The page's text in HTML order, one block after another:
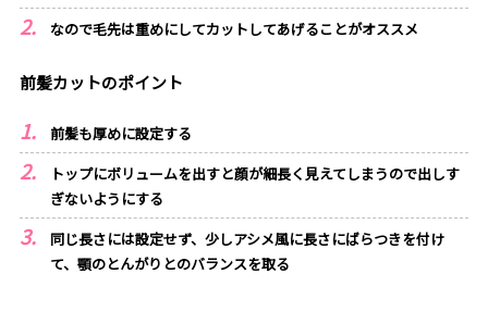
なので毛先は重めにしてカットしてあげることがオススメ
前髪カットのポイント
前髪も厚めに設定する
トップにボリュームを出すと顔が細長く見えてしまうので出しす
ぎないようにする
同じ長さには設定せず、少しアシメ風に長さにばらつきを付け
て、顎のとんがりとのバランスを取る